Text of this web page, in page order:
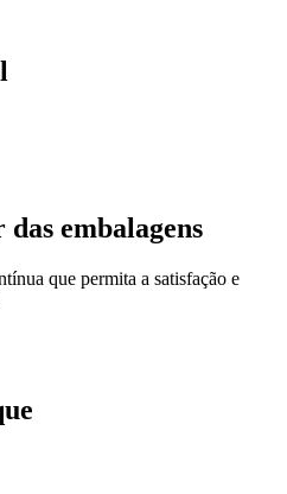
das embalagens
que permita a satisfação e